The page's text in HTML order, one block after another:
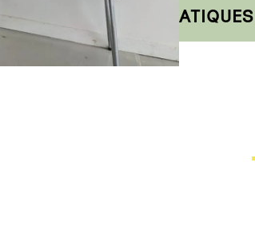
INFORMATIONS PRATIQUES